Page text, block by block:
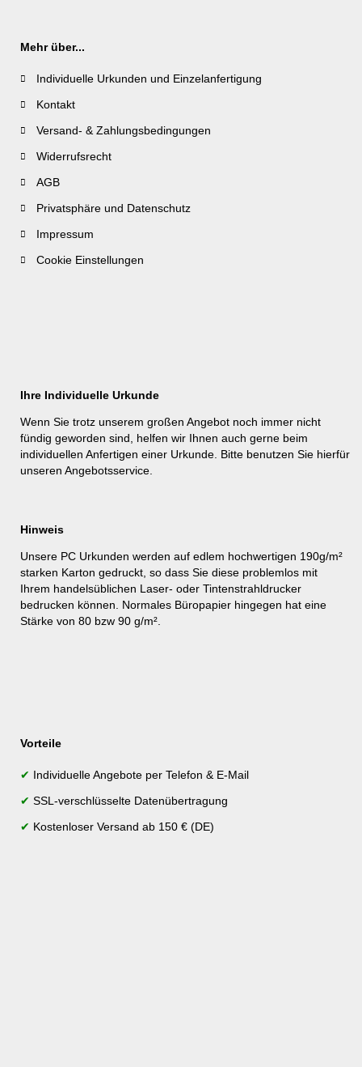
Mehr über...
Individuelle Urkunden und Einzelanfertigung
Kontakt
Versand- & Zahlungsbedingungen
Widerrufsrecht
AGB
Privatsphäre und Datenschutz
Impressum
Cookie Einstellungen
Ihre Individuelle Urkunde
Wenn Sie trotz unserem großen Angebot noch immer nicht
fündig geworden sind, helfen wir Ihnen auch gerne beim
individuellen Anfertigen einer Urkunde. Bitte benutzen Sie hierfür
unseren Angebotsservice
Hinweis
Unsere PC Urkunden werden auf edlem hochwertigen 190g/m²
starken Karton gedruckt, so dass Sie diese problemlos mit
Ihrem handelsüblichen Laser- oder Tintenstrahldrucker
bedrucken können. Normales Büropapier hingegen hat eine
Stärke von 80 bzw 90 g/m².
Vorteile
✔ Individuelle Angebote per Telefon & E-Mail
✔ SSL-verschlüsselte Datenübertragung
✔ Kostenloser Versand ab 150 € (DE)